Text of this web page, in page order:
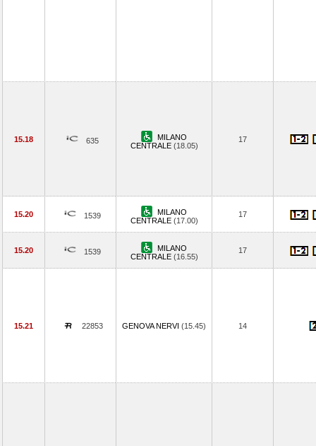
15.18 635
MILANO
CENTRALE (18.05)
17
15.20 1539
MILANO
CENTRALE (17.00)
17
15.20 1539
MILANO
CENTRALE (16.55)
17
15.21 22853 GENOVA NERVI (15.45) 14